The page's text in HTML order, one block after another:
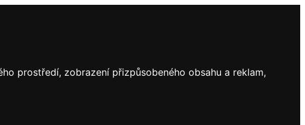
prostředí, zobrazení přizpůsobeného obsahu a reklam,